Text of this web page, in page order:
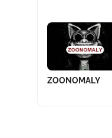
ZOONOMALY